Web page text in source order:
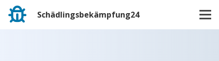
Schädlingsbekämpfung24